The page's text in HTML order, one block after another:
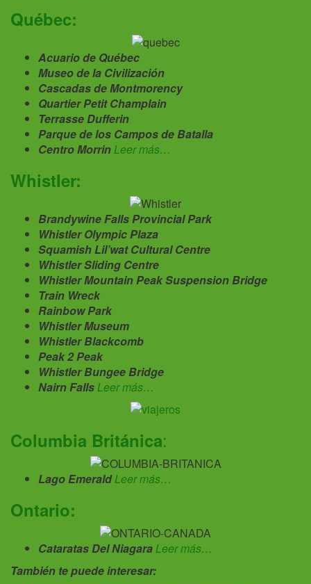
Québec:
Acuario de Québec
Museo de la Civilización
Cascadas de Montmorency
Quartier Petit Champlain
Terrasse Dufferin
Parque de los Campos de Batalla
Centro MorrinLeer más…
Whistler:
Brandywine Falls Provincial Park
Whistler Olympic Plaza
Squamish Lil’wat Cultural Centre
Whistler Sliding Centre
Whistler Mountain Peak Suspension Bridge
Train Wreck
Rainbow Park
Whistler Museum
Whistler Blackcomb
Peak 2 Peak
Whistler Bungee Bridge
Nairn FallsLeer más…
Columbia Británica:
Lago EmeraldLeer más…
Ontario:
Cataratas Del NiagaraLeer más…
También te puede interesar: